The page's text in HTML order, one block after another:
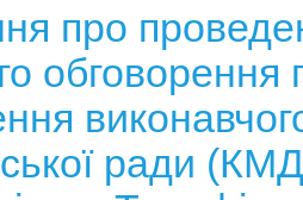
про
обговорення
ради